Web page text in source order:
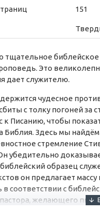
151
тщательное
Это
дает служителю.
чудесное
с толку погоней за
к Писанию, чтобы
Библия. Здесь мы
стремление
убедительно
образец
он предлагает
соответствии с
желающего